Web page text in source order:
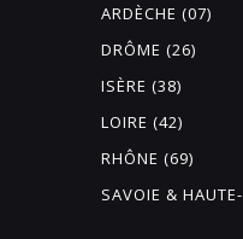
ARDÈCHE (07)
DRÔME (26)
ISÈRE (38)
LOIRE (42)
RHÔNE (69)
SAVOIE &